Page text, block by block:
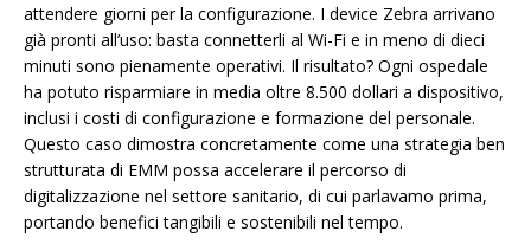
attendere giorni per la configurazione. I device Zebra arrivano
già pronti all’uso: basta connetterli al Wi-Fi e in meno di dieci
minuti sono pienamente operativi. Il risultato? Ogni ospedale
ha potuto risparmiare in media oltre 8.500 dollari a dispositivo,
inclusi i costi di configurazione e formazione del personale.
Questo caso dimostra concretamente come una strategia ben
strutturata di EMM possa accelerare il percorso di
digitalizzazione nel settore sanitario, di cui parlavamo prima,
portando benefici tangibili e sostenibili nel tempo.